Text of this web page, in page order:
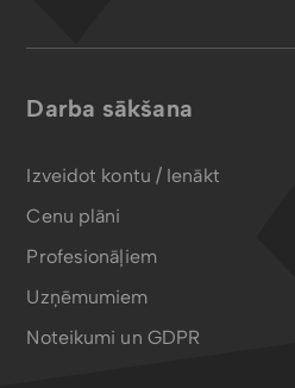
Darba sākšana
Izveidot kontu / Ienākt
Cenu plāni
Profesionāļiem
Uzņēmumiem
Noteikumi un GDPR